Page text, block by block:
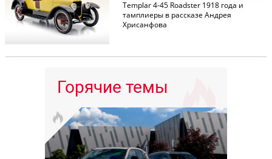
Templar 4-45 Roadster 1918 года и
тамплиеры в рассказе Андрея
Хрисанфова
Горячие темы